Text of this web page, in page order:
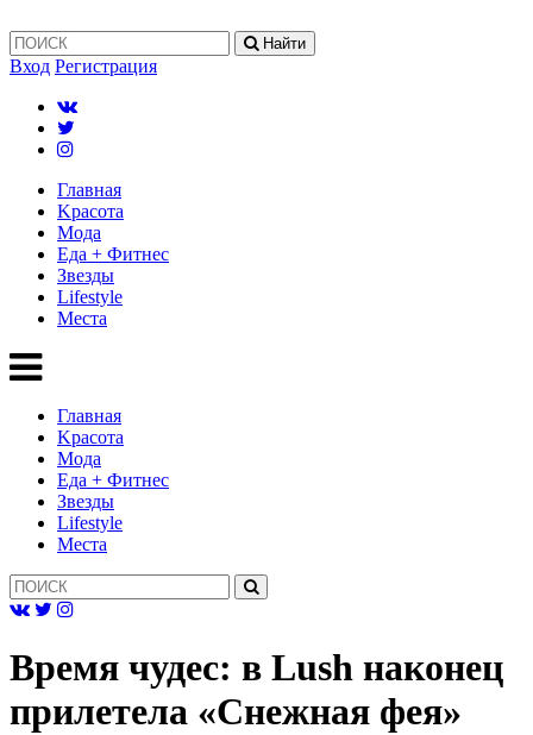
Найти
Вход Регистрация
Главная
Kрасота
Мода
Еда + Фитнес
Звезды
Lifestyle
Mеста
Главная
Kрасота
Мода
Еда + Фитнес
Звезды
Lifestyle
Mеста
Время чудес: в Lush наконец
прилетела «Снежная фея»